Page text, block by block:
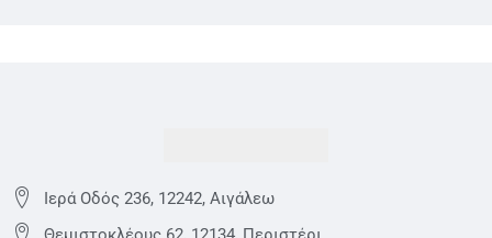
Ιερά Οδός 236, 12242, Αιγάλεω